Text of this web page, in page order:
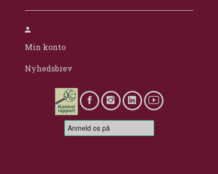
Min konto
Nyhedsbrev